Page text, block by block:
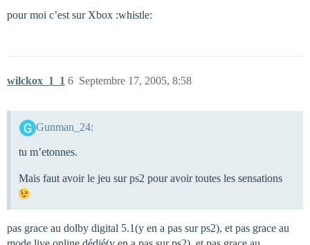
pour moi c’est sur Xbox :whistle:
wilckox_1_1 Septembre 17, 2005, 8:58
6
Gunman_24:
tu m’etonnes.
Mais faut avoir le jeu sur ps2 pour avoir toutes les sensations
pas grace au dolby digital 5.1(y en a pas sur ps2), et pas grace au